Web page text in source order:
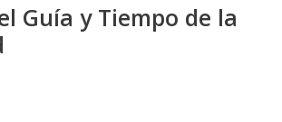
Guía y Tiempo de la